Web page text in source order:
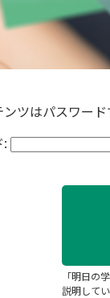
ンツはパスワー
:
「明日の
説明してい